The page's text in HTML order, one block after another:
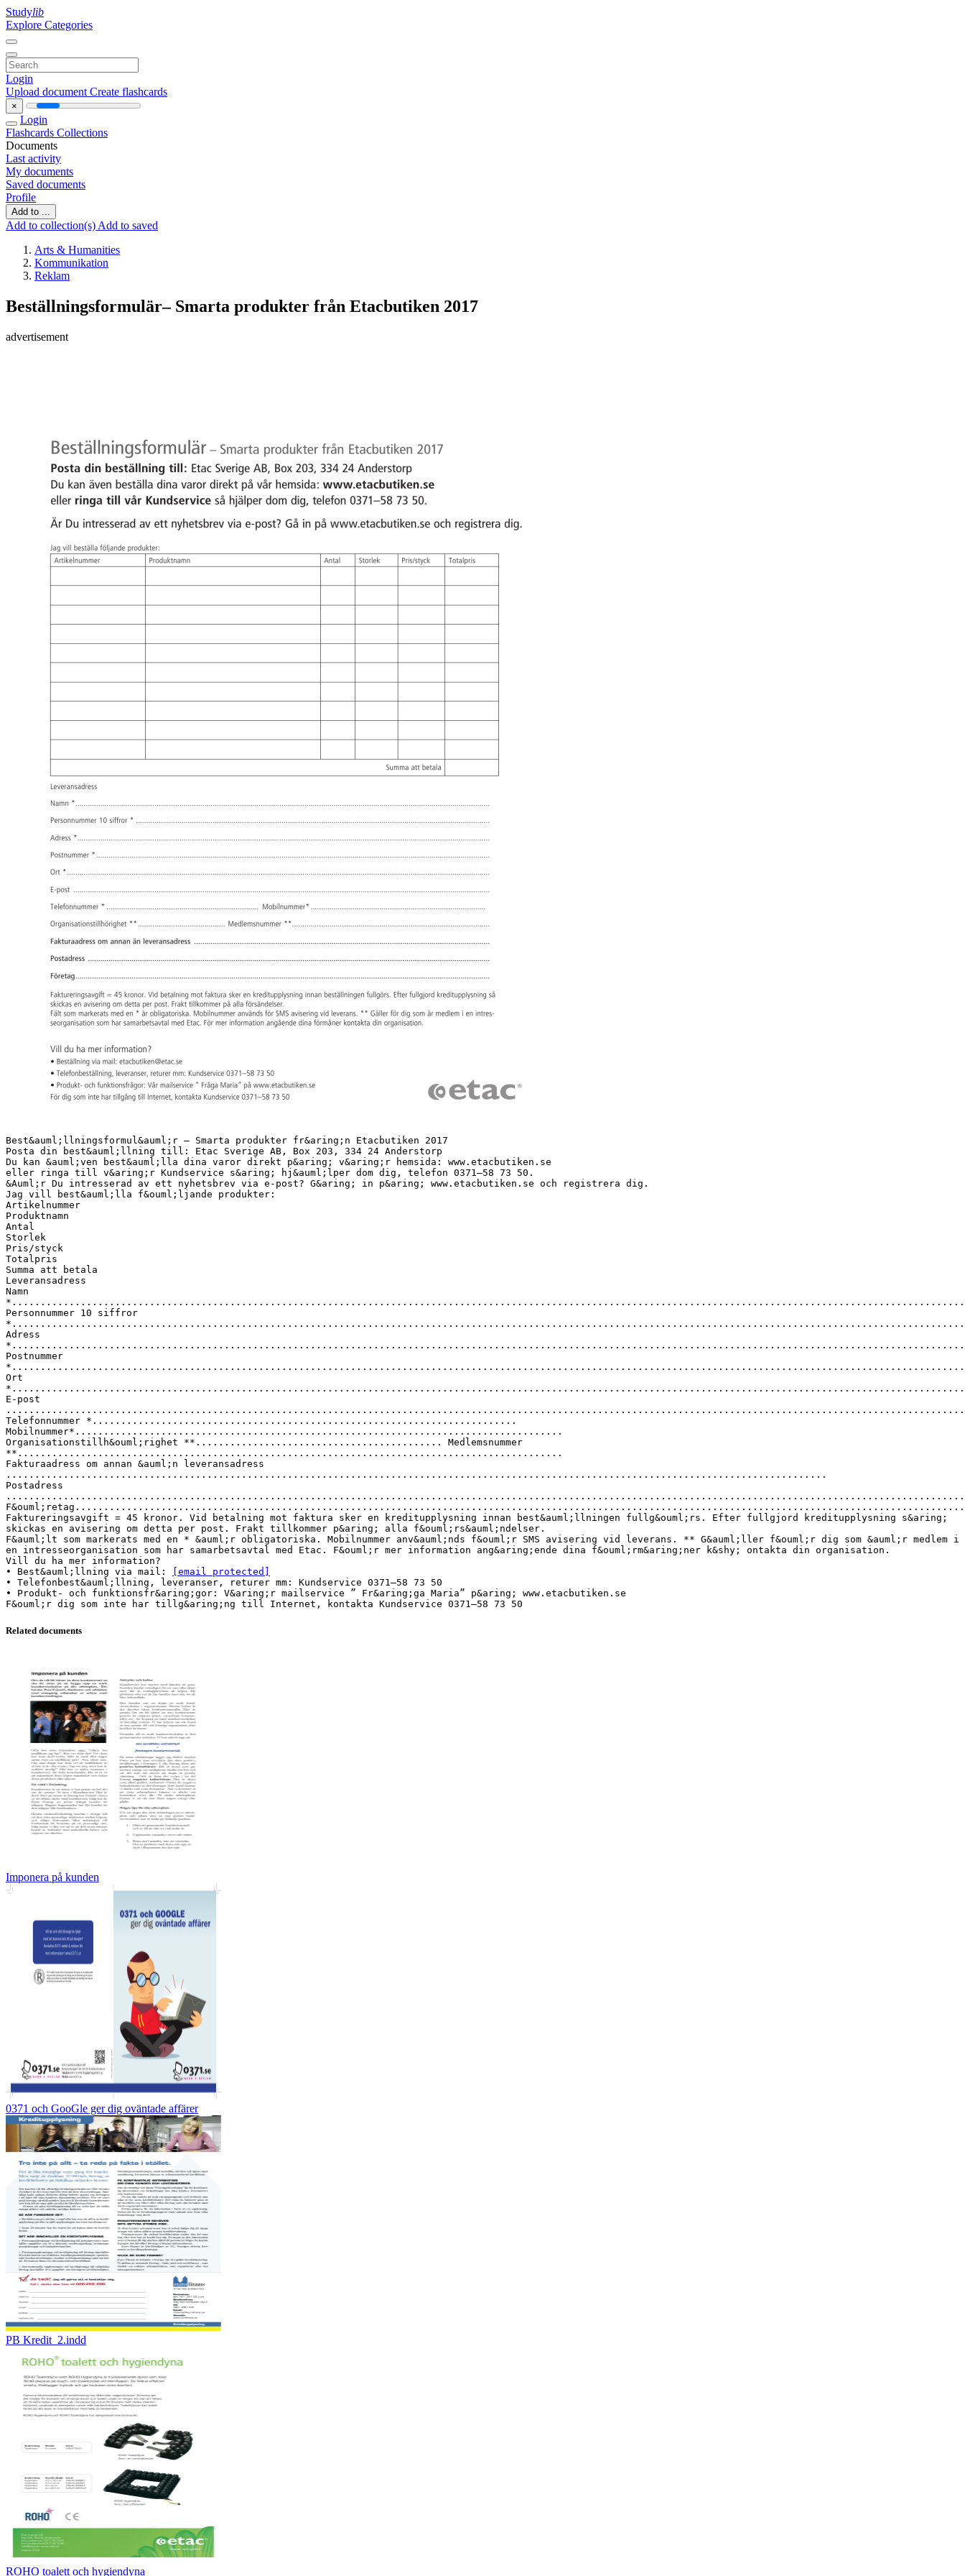
Studylib
Explore Categories
Login
Upload document Create flashcards
×
Login
Flashcards Collections
Documents
Last activity
My documents
Saved documents
Profile
Add to ...
Add to collection(s) Add to saved
Arts & Humanities
Kommunikation
Reklam
Beställningsformulär– Smarta produkter från Etacbutiken 2017
advertisement
Best&auml;llningsformul&auml;r – Smarta produkter fr&aring;n Etacbutiken 2017
Posta din best&auml;llning till: Etac Sverige AB, Box 203, 334 24 Anderstorp
Du kan &auml;ven best&auml;lla dina varor direkt p&aring; v&aring;r hemsida: www.etacbutiken.se
eller ringa till v&aring;r Kundservice s&aring; hj&auml;lper dom dig, telefon 0371–58 73 50.
&Auml;r Du intresserad av ett nyhetsbrev via e-post? G&aring; in p&aring; www.etacbutiken.se och registrera dig.
Jag vill best&auml;lla f&ouml;ljande produkter:
Artikelnummer
Produktnamn
Antal
Storlek
Pris/styck
Totalpris
Summa att betala
Leveransadress
Namn
Personnummer 10 siffror
Adress
Postnummer
Ort
E-post
Telefonnummer *..........................................................................
Mobilnummer*.....................................................................................
Organisationstillh&ouml;righet **........................................... Medlemsnummer
**...............................................................................................
Fakturaadress om annan &auml;n leveransadress
...............................................................................................................................................
Postadress
Faktureringsavgift = 45 kronor. Vid betalning mot faktura sker en kreditupplysning innan best&auml;llningen fullg&ouml;rs. Efter fullgjord kreditupplysning s&aring;
skickas en avisering om detta per post. Frakt tillkommer p&aring; alla f&ouml;rs&auml;ndelser.
F&auml;lt som markerats med en * &auml;r obligatoriska. Mobilnummer anv&auml;nds f&ouml;r SMS avisering vid leverans. ** G&auml;ller f&ouml;r dig som &auml;r medlem i
en intresseorganisation som har samarbetsavtal med Etac. F&ouml;r mer information ang&aring;ende dina f&ouml;rm&aring;ner k&shy; ontakta din organisation.
Vill du ha mer information?
• Best&auml;llning via mail:
[email protected]
• Telefonbest&auml;llning, leveranser, returer mm: Kundservice 0371–58 73 50
• Produkt- och funktionsfr&aring;gor: V&aring;r mailservice ” Fr&aring;ga Maria” p&aring; www.etacbutiken.se
Related documents
Imponera på kunden
0371 och GooGle ger dig oväntade affärer
PB Kredit_2.indd
ROHO toalett och hygiendyna